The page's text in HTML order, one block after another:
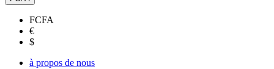
FCFA
€
$
à propos de nous